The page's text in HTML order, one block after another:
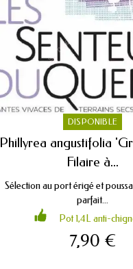
DISPONIBLE
Phillyrea angustifolia
Filaire à...
Sélection au port érigé et
parfait...
Pot 1,4L anti-
7,90 €